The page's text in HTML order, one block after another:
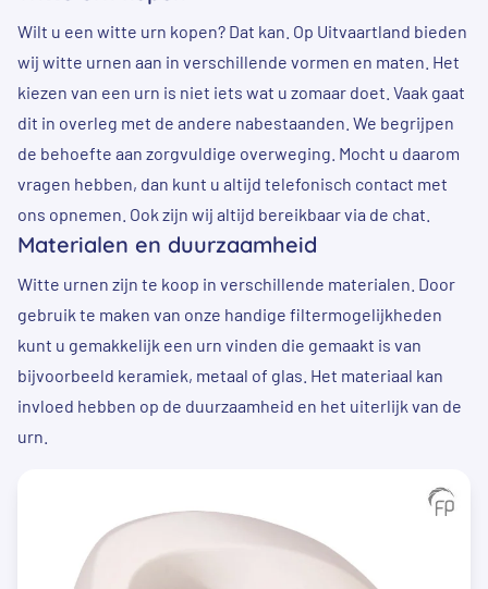
Wilt u een witte urn kopen? Dat kan. Op Uitvaartland bieden
wij witte urnen aan in verschillende vormen en maten. Het
kiezen van een urn is niet iets wat u zomaar doet. Vaak gaat
dit in overleg met de andere nabestaanden. We begrijpen
de behoefte aan zorgvuldige overweging. Mocht u daarom
vragen hebben, dan kunt u altijd telefonisch contact met
ons opnemen. Ook zijn wij altijd bereikbaar via de chat.
Materialen en duurzaamheid
Witte urnen zijn te koop in verschillende materialen. Door
gebruik te maken van onze handige filtermogelijkheden
kunt u gemakkelijk een urn vinden die gemaakt is van
bijvoorbeeld keramiek, metaal of glas. Het materiaal kan
invloed hebben op de duurzaamheid en het uiterlijk van de
urn.